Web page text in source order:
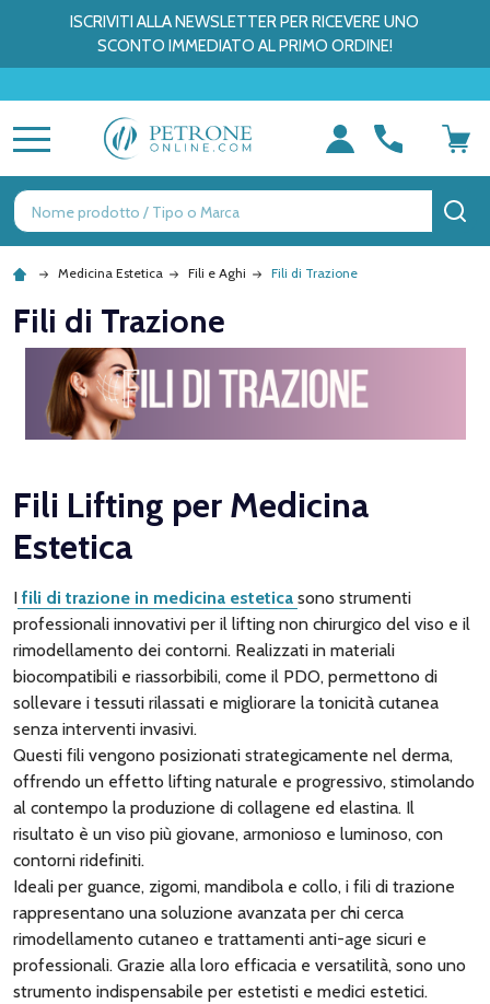
ISCRIVITI ALLA NEWSLETTER PER RICEVERE UNO
SCONTO IMMEDIATO AL PRIMO ORDINE!
Ricerca
Medicina Estetica Fili e Aghi Fili di Trazione
Fili di Trazione
Fili Lifting per Medicina
Estetica
I fili di trazione in medicina estetica sono strumenti
professionali innovativi per il lifting non chirurgico del viso e il
rimodellamento dei contorni. Realizzati in materiali
biocompatibili e riassorbibili, come il PDO, permettono di
sollevare i tessuti rilassati e migliorare la tonicità cutanea
senza interventi invasivi.
Questi fili vengono posizionati strategicamente nel derma,
offrendo un effetto lifting naturale e progressivo, stimolando
al contempo la produzione di collagene ed elastina. Il
risultato è un viso più giovane, armonioso e luminoso, con
contorni ridefiniti.
Ideali per guance, zigomi, mandibola e collo, i fili di trazione
rappresentano una soluzione avanzata per chi cerca
rimodellamento cutaneo e trattamenti anti-age sicuri e
professionali. Grazie alla loro efficacia e versatilità, sono uno
strumento indispensabile per estetisti e medici estetici.